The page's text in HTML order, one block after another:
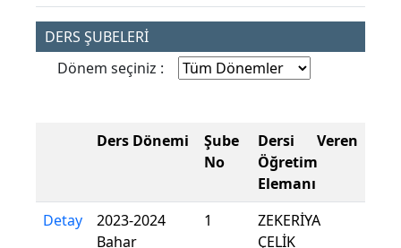
DERS ŞUBELERİ
Dönem seçiniz :
Ders Dönemi
Şube
No
Dersi Veren
Öğretim
Elemanı
Detay
2023-2024
Bahar
1
ZEKERİYA
ÇELİK